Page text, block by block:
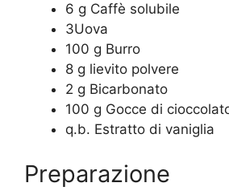
6 g Caffè solubile
3Uova
100 g Burro
8 g lievito polvere
2 g Bicarbonato
100 g Gocce di
q.b. Estratto di vaniglia
Preparazione